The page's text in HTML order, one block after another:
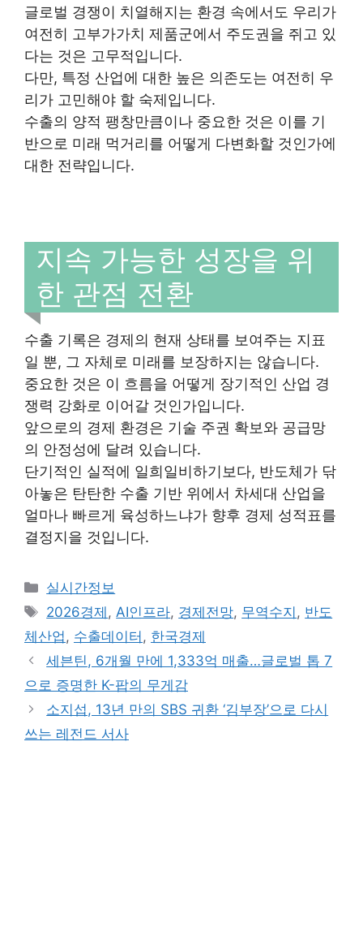
글로벌 경쟁이 치열해지는 환경 속에서도 우리가
여전히 고부가가치 제품군에서 주도권을 쥐고 있
다는 것은 고무적입니다.
다만, 특정 산업에 대한 높은 의존도는 여전히 우
리가 고민해야 할 숙제입니다.
수출의 양적 팽창만큼이나 중요한 것은 이를 기
반으로 미래 먹거리를 어떻게 다변화할 것인가에
대한 전략입니다.
지속 가능한 성장을 위
한 관점 전환
수출 기록은 경제의 현재 상태를 보여주는 지표
일 뿐, 그 자체로 미래를 보장하지는 않습니다.
중요한 것은 이 흐름을 어떻게 장기적인 산업 경
쟁력 강화로 이어갈 것인가입니다.
앞으로의 경제 환경은 기술 주권 확보와 공급망
의 안정성에 달려 있습니다.
단기적인 실적에 일희일비하기보다, 반도체가 닦
아놓은 탄탄한 수출 기반 위에서 차세대 산업을
얼마나 빠르게 육성하느냐가 향후 경제 성적표를
결정지을 것입니다.
Categories
실시간정보
Tags
2026경제 ,AI인프라, 경제전망, 무역수지 , 반도
체산업, 수출데이터 , 한국경제
세븐틴, 6개월 만에 1,333억 매출…글로벌 톱 7
으로 증명한 K-팝의 무게감
소지섭, 13년 만의 SBS 귀환 ‘김부장’으로 다시
쓰는 레전드 서사